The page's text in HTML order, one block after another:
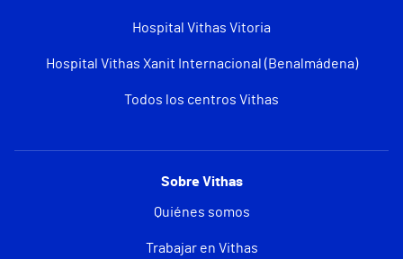
Hospital Vithas Vitoria
Hospital Vithas Xanit Internacional (Benalmádena)
Todos los centros Vithas
Sobre Vithas
Quiénes somos
Trabajar en Vithas